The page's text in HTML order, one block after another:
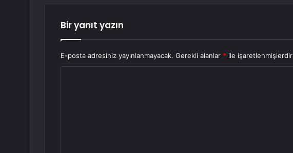
Bir yanıt yazın
E-posta adresiniz yayınlanmayacak. Gerekli alanlar * ile işaretlenmişlerdir